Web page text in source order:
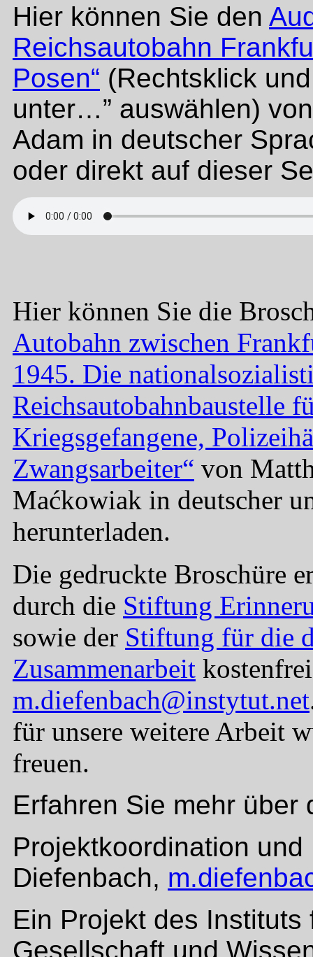
Hier können Sie den
Reichsautobahn
Posen“ (Rechtsklick
unter…” auswählen)
Adam in deutscher
oder direkt auf dieser
Hier können Sie die
Autobahn zwischen
1945. Die
Reichsautobahnbaustelle
Kriegsgefangene,
Zwangsarbeiter“ von
Maćkowiak in deutscher
herunterladen.
Die gedruckte Broschüre
durch die Stiftung
sowie der Stiftung für die
Zusammenarbeit
m.diefenbach@instytut.net
für unsere weitere Arbeit
freuen.
Erfahren Sie mehr
Projektkoordination
Diefenbach,
Ein Projekt des
Gesellschaft und